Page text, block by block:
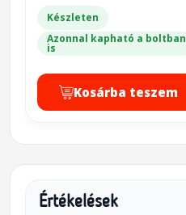
Készleten
Azonnal kapható a boltban
is
Kosárba teszem
Értékelések